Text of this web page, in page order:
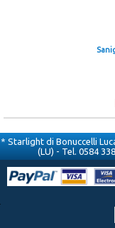
* Starlight di Bonuccelli
(LU) - Tel. 0584